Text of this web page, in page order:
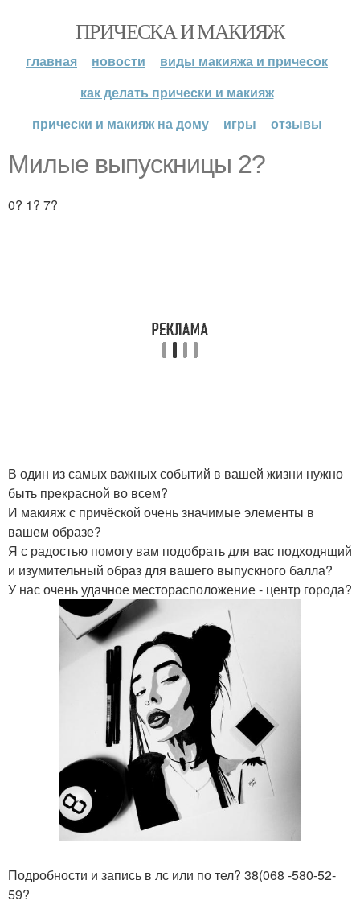
ПРИЧЕСКА И МАКИЯЖ
главная новости
виды макияжа и причесок
как делать прически и макияж
прически и макияж на дому
игры отзывы
Милые выпускницы 2?
0? 1? 7?
В один из самых важных событий в вашей жизни нужно
быть прекрасной во всем?
И макияж с причёской очень значимые элементы в
вашем образе?
Я с радостью помогу вам подобрать для вас подходящий
и изумительный образ для вашего выпускного балла?
У нас очень удачное месторасположение - центр города?
Подробности и запись в лс или по тел? 38(068 -580-52-
59?